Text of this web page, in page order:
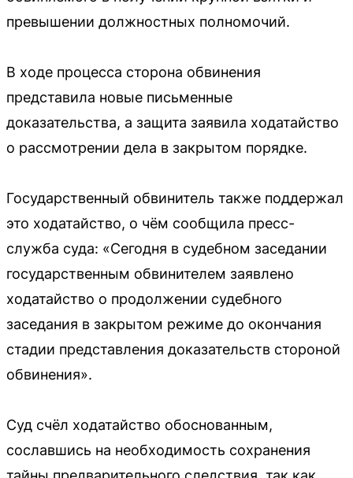
превышении должностных полномочий.
В ходе процесса сторона обвинения
представила новые письменные
доказательства, а защита заявила ходатайство
о рассмотрении дела в закрытом порядке.
Государственный обвинитель также поддержал
это ходатайство, о чём сообщила пресс-
служба суда: «Сегодня в судебном заседании
государственным обвинителем заявлено
ходатайство о продолжении судебного
заседания в закрытом режиме до окончания
стадии представления доказательств стороной
обвинения».
Суд счёл ходатайство обоснованным,
сославшись на необходимость сохранения